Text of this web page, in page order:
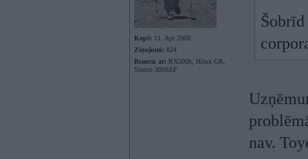
Kopš: 11. Apr 2008
Ziņojumi: 824
Braucu ar: RX500h, Hilux GR,
Sherco 300SEF
nav.